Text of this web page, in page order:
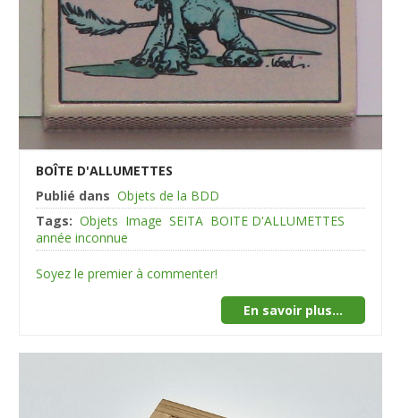
BOÎTE D'ALLUMETTES
Publié dans Objets de la BDD
Tags: Objets Image SEITA BOITE D'ALLUMETTES
année inconnue
Soyez le premier à commenter!
En savoir plus...